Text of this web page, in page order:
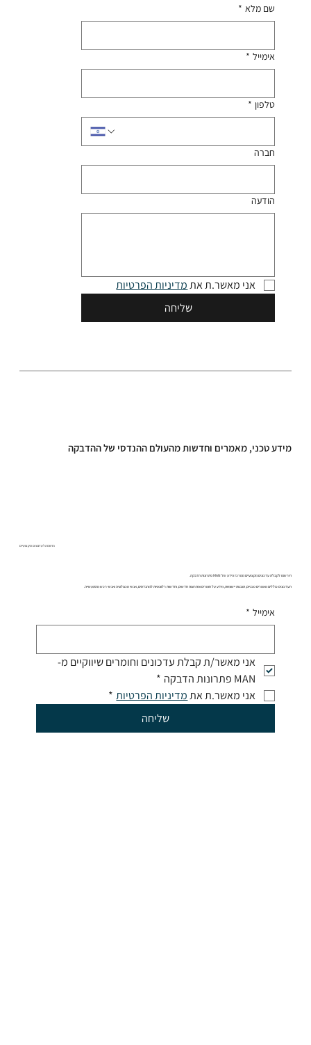
שם מלא *
אימייל *
טלפון *
חברה
הודעה
אני מאשר.ת את מדיניות הפרטיות
שליחה
הרשמה לעדכונים מקצועיים
הירשמו לקבלת עדכונים מקצועיים ממרכז הידע של MAN פתרונות הדבקה.
העדכונים כוללים מאמרים טכניים, תובנות יישומיות, מידע על חומרים ופתרונות חדשים, וחדשות רלוונטיות למהנדסים, אנשי טכנולוגיה ואנשי רכש מהתעשייה.
אימייל *
אני מאשר/ת קבלת עדכונים וחומרים שיווקיים מ-
MAN פתרונות הדבקה
*
אני מאשר.ת את מדיניות הפרטיות *
שליחה
מידע טכני, מאמרים וחדשות מהעולם ההנדסי של ההדבקה